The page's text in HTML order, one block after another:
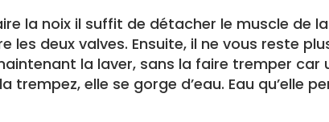
la noix il suffit de détacher le muscle de
les deux valves. Ensuite, il ne vous reste
la laver, sans la faire tremper car
trempez, elle se gorge d’eau. Eau qu’elle